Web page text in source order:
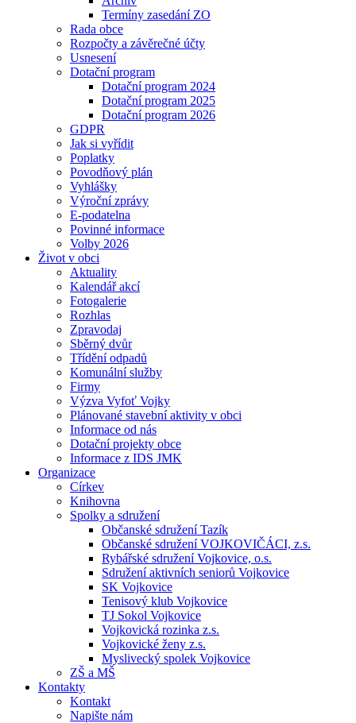
Termíny zasedání ZO
Rada obce
Rozpočty a závěrečné účty
Usnesení
Dotační program
Dotační program 2024
Dotační program 2025
Dotační program 2026
GDPR
Jak si vyřídit
Poplatky
Povodňový plán
Vyhlášky
Výroční zprávy
E-podatelna
Povinné informace
Volby 2026
Život v obci
Aktuality
Kalendář akcí
Fotogalerie
Rozhlas
Zpravodaj
Sběrný dvůr
Třídění odpadů
Komunální služby
Firmy
Výzva Vyfoť Vojky
Plánované stavební aktivity v obci
Informace od nás
Dotační projekty obce
Informace z IDS JMK
Organizace
Církev
Knihovna
Spolky a sdružení
Občanské sdružení Tazík
Občanské sdružení VOJKOVIČÁCI, z.s.
Rybářské sdružení Vojkovice, o.s.
Sdružení aktivních seniorů Vojkovice
SK Vojkovice
Tenisový klub Vojkovice
TJ Sokol Vojkovice
Vojkovická rozinka z.s.
Vojkovické ženy z.s.
Myslivecký spolek Vojkovice
ZŠ a MŠ
Kontakty
Kontakt
Napište nám